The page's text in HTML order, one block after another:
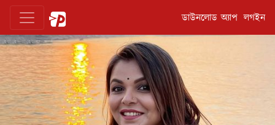
ডাউনলোড অ্যাপ লগইন